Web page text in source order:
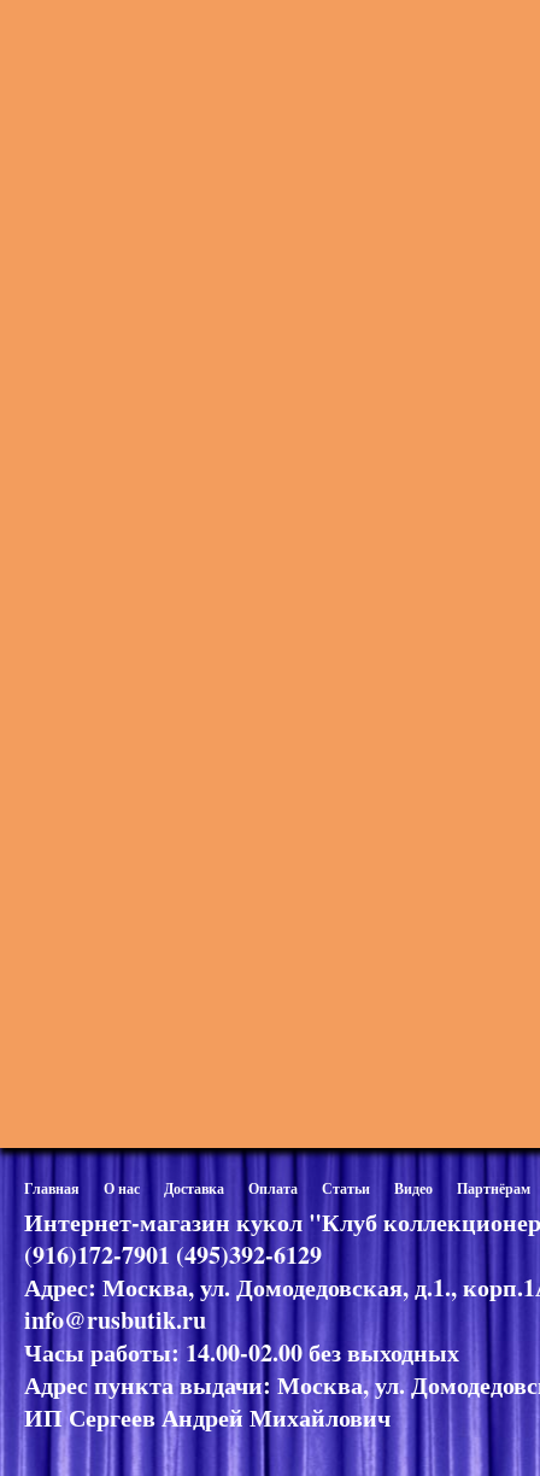
Главная О нас Доставка Оплата Статьи Видео Партнёрам
Интернет-магазин кукол "Клуб
(916)172-7901 (495)392-6129
Адрес: Москва, ул. Домодедовская, д.1.,
info@rusbutik.ru
Часы работы: 14.00-02.00 без выходных
Адрес пункта выдачи: Москва, ул.
ИП Сергеев Андрей Михайлович